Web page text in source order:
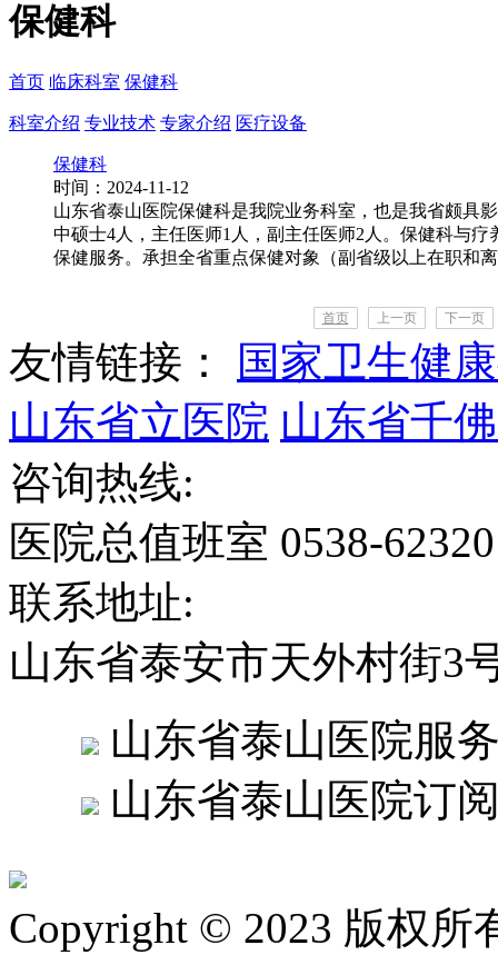
保健科
首页 临床科室 保健科
科室介绍 专业技术 专家介绍 医疗设备
保健科
时间：2024-11-12
山东省泰山医院保健科是我院业务科室，也是我省颇具
中硕士4人，主任医师1人，副主任医师2人。保健科与
保健服务。承担全省重点保健对象（副省级以上在职和
首页 上一页 下一页
友情链接：
国家卫生健
山东省立医院 山东省千
咨询热线:
医院总值班室 0538-
联系地址:
山东省泰安市天外村街3
山东省泰山医院服
山东省泰山医院订
Copyright © 2023 版权